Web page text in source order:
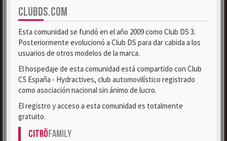
CLUBDS.COM
Esta comunidad se fundó en el año 2009 como Club DS 3.
Posteriormente evolucionó a Club DS para dar cabida a los
usuarios de otros modelos de la marca.
El hospedaje de esta comunidad está compartido con Club
C5 España - Hydractives, club automovilístico registrado
como asociación nacional sin ánimo de lucro.
El registro y acceso a esta comunidad es totalmente
gratuito.
CitröFamily